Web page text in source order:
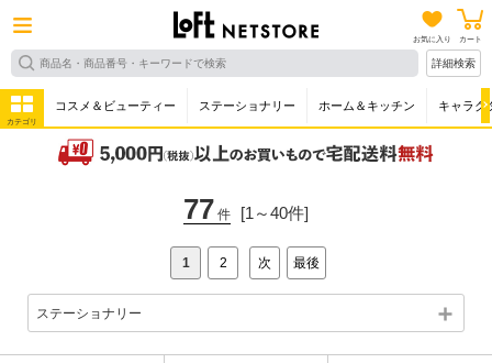
お気に入り カート
詳細検索
カテゴリ
コスメ＆ビューティー ステーショナリー ホーム＆キッチン キャラク
77 件 [1～40件]
1 2 次 最後
ステーショナリー